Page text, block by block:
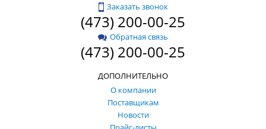
Заказать звонок
(473) 200-00-25
Обратная связь
(473) 200-00-25
ДОПОЛНИТЕЛЬНО
О компании
Поставщикам
Новости